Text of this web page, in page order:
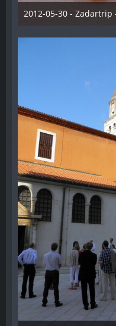
2012-05-30 - Zadartrip
28. Dezember